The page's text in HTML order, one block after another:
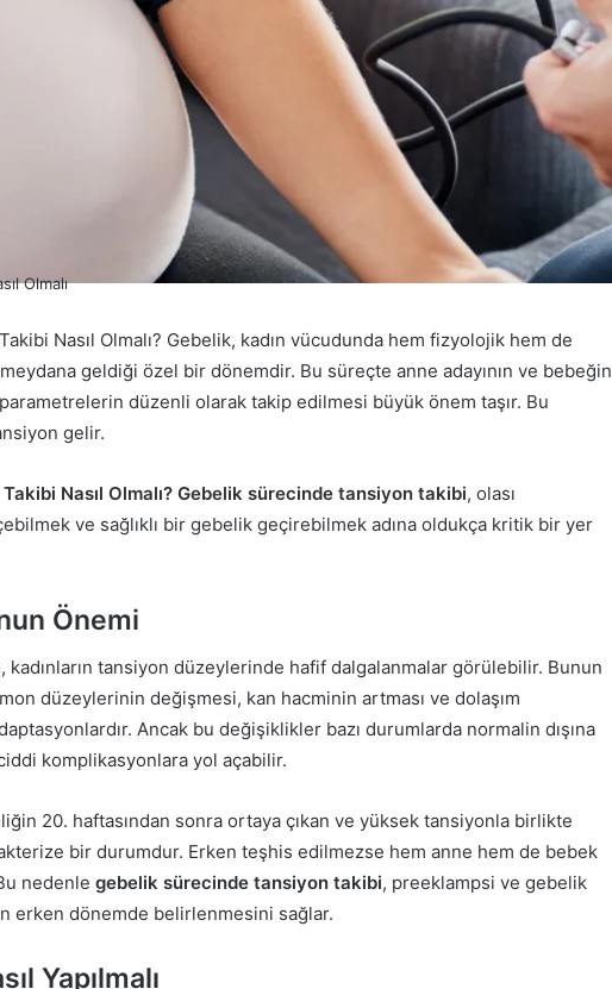
Olmalı
Nasıl Olmalı? Gebelik, kadın vücudunda hem fizyolojik hem de
geldiği özel bir dönemdir. Bu süreçte anne adayının ve bebeğin
parametrelerin düzenli olarak takip edilmesi büyük önem taşır. Bu
gelir.
Nasıl Olmalı? Gebelik sürecinde tansiyon takibi, olası
ve sağlıklı bir gebelik geçirebilmek adına oldukça kritik bir yer
Önemi
tansiyon düzeylerinde hafif dalgalanmalar görülebilir. Bunun
düzeylerinin değişmesi, kan hacminin artması ve dolaşım
Ancak bu değişiklikler bazı durumlarda normalin dışına
komplikasyonlara yol açabilir.
20. haftasından sonra ortaya çıkan ve yüksek tansiyonla birlikte
bir durumdur. Erken teşhis edilmezse hem anne hem de bebek
nedenle gebelik sürecinde tansiyon takibi, preeklampsi ve gebelik
erken dönemde belirlenmesini sağlar.
Yapılmalı